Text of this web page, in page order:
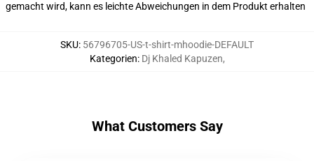
gemacht wird, kann es leichte Abweichungen in dem Produkt erhalten
SKU: 56796705-US-t-shirt-mhoodie-DEFAULT
Kategorien: Dj Khaled Kapuzen,
What Customers Say